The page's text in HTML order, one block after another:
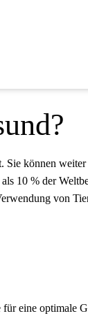
können
% der
von
eine optimale